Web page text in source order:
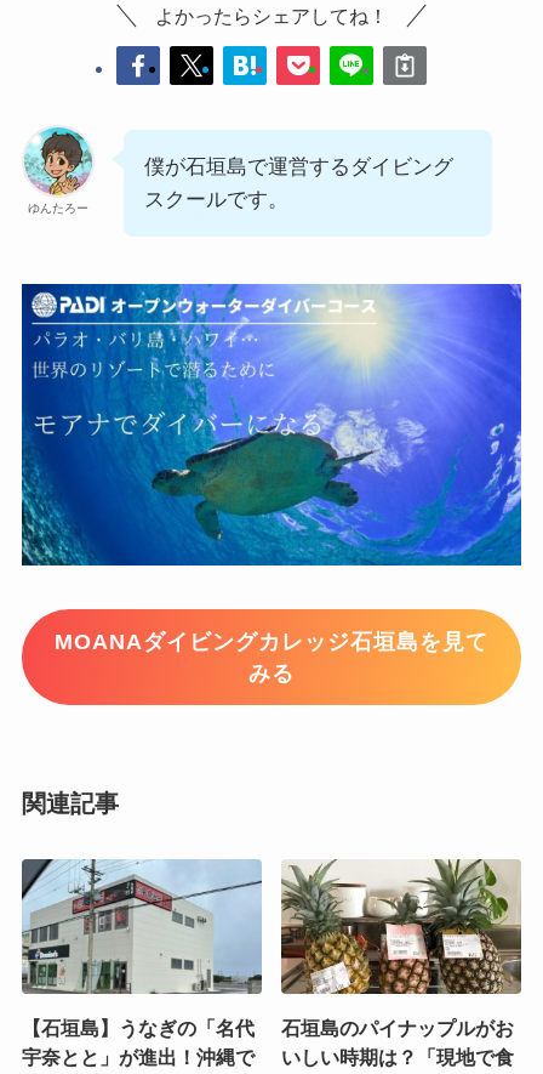
よかったらシェアしてね！
ゆんたろー
僕が石垣島で運営するダイビング
スクールです。
MOANAダイビングカレッジ石垣島を見て
みる
関連記事
【石垣島】うなぎの「名代
宇奈とと」が進出！沖縄で
石垣島のパイナップルがお
いしい時期は？「現地で食